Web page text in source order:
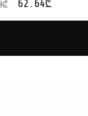
₾ 62.64₾